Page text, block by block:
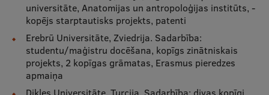
Ģerbonis
Projekti
Reitingi
Virtuālā tūre
universitāte, Anatomijas un antropoloģijas institūts, -
kopējs starptautisks projekts, patenti
Erebrū Universitāte, Zviedrija. Sadarbība:
studentu/maģistru docēšana, kopīgs zinātniskais
projekts, 2 kopīgas grāmatas, Erasmus pieredzes
apmaiņa